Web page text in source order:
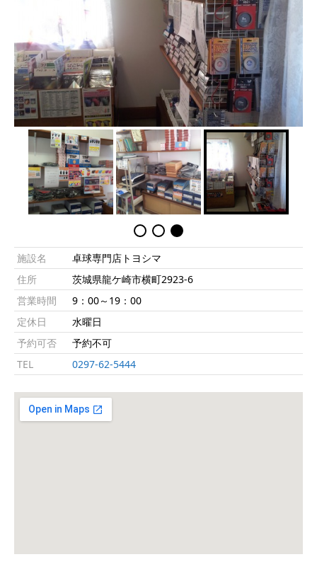
施設名
卓球専門店トヨシマ
住所
茨城県龍ケ崎市横町2923-6
営業時間
9：00～19：00
定休日
水曜日
予約可否
予約不可
TEL
0297-62-5444